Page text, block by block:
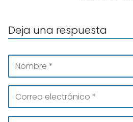
Deja una respuesta